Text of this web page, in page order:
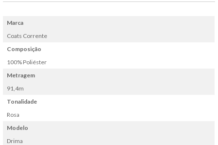
Marca
Coats Corrente
Composição
100% Poliéster
Metragem
91,4m
Tonalidade
Rosa
Modelo
Drima